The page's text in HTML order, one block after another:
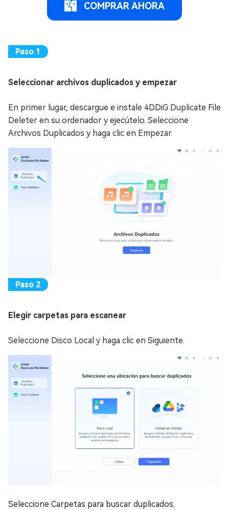
COMPRAR AHORA
Seleccionar archivos duplicados y empezar
En primer lugar, descargue e instale 4DDiG Duplicate File
Deleter en su ordenador y ejecútelo. Seleccione
Archivos Duplicados y haga clic en Empezar.
Elegir carpetas para escanear
Seleccione Disco Local y haga clic en Siguiente.
Seleccione Carpetas para buscar duplicados.